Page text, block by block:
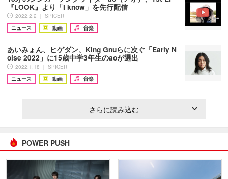
『LOOK』より「I know」を先行配信
2022.2.2 ｜ SPICER
ニュース
動画 音楽
あいみょん、ヒゲダン、King Gnuらに次ぐ「Early N
oise 2022」に15歳中学3年生のaoが選出
2022.1.18 ｜ SPICER
ニュース
動画 音楽
さらに読み込む
POWER PUSH